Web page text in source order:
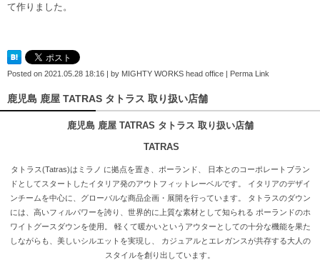
て作りました。
Posted on 2021.05.28 18:16 | by MIGHTY WORKS head office | Perma Link
鹿児島 鹿屋 TATRAS タトラス 取り扱い店舗
鹿児島 鹿屋 TATRAS タトラス 取り扱い店舗
TATRAS
タトラス(Tatras)はミラノ に拠点を置き、ポーランド、 日本とのコーポレートブラン
ドとしてスタートしたイタリア発のアウトフィットレーベルです。 イタリアのデザイ
ンチームを中心に、グローバルな商品企画・展開を行っています。 タトラスのダウン
には、高いフィルパワーを誇り、世界的に上質な素材として知られる ポーランドのホ
ワイトグースダウンを使用。 軽くて暖かいというアウターとしての十分な機能を果た
しながらも、美しいシルエットを実現し、 カジュアルとエレガンスが共存する大人の
スタイルを創り出しています。